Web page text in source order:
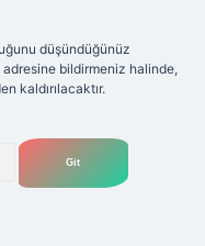
düşündüğünüz
adresine bildirmeniz halinde,
kaldırılacaktır.